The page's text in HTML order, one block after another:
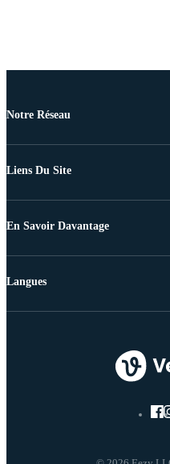
Notre Réseau
Liens Du Site
En Savoir Davantage
Langues